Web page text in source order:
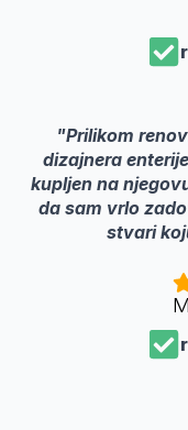
"Prilikom
dizajnera
kupljen na
da sam vrlo
stvari